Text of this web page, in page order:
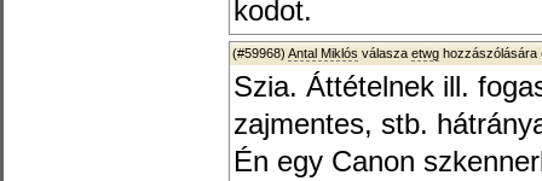
kodot.
(#59968) Antal Miklós válasza etwg hozzászólására
Szia. Áttételnek ill.
zajmentes, stb.
Én egy Canon